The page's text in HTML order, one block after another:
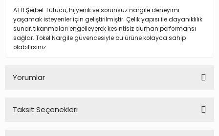
ATH Şerbet Tutucu, hijyenik ve sorunsuz nargile deneyimi
yaşamak isteyenler için geliştirilmiştir. Çelik yapısı ile dayanıklılık
sunar, tıkanmaları engelleyerek kesintisiz duman performansı
sağlar. Tokel Nargile güvencesiyle bu ürüne kolayca sahip
olabilirsiniz.
Yorumlar
Taksit Seçenekleri